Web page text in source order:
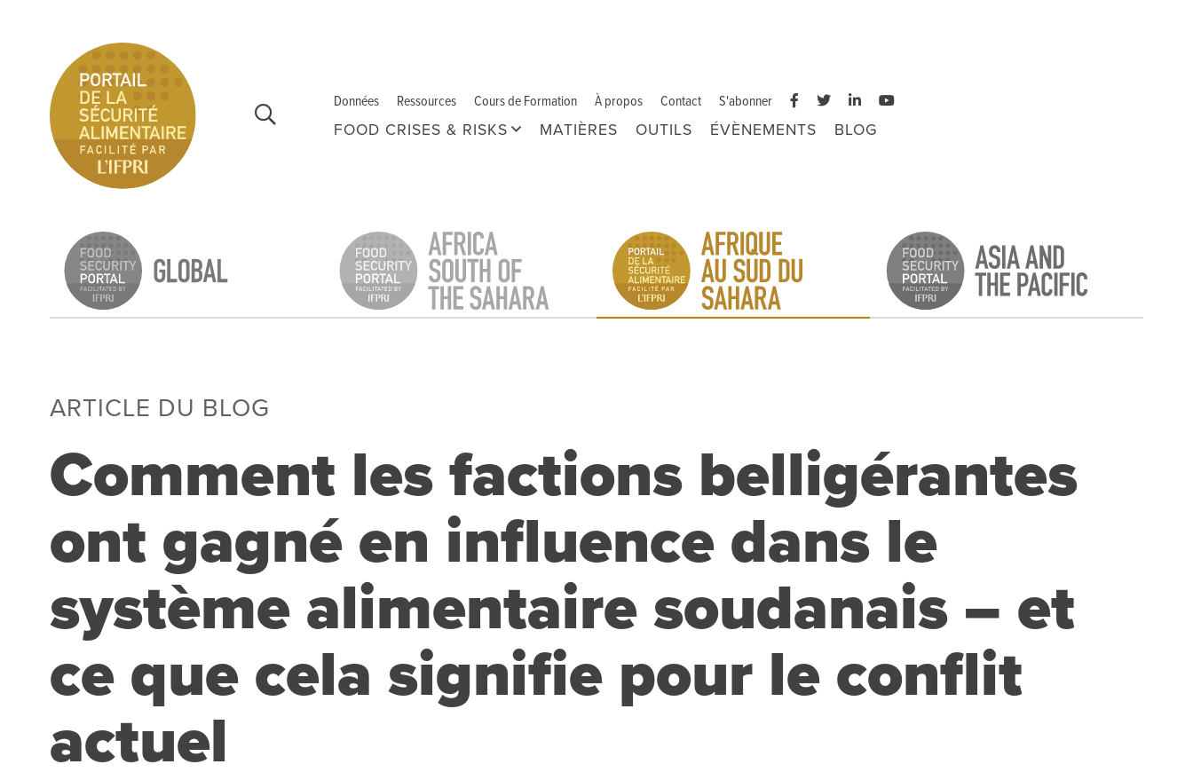
Aller au contenu principal
Données Ressources Cours de Formation À propos Contact
S'abonner
FOOD CRISES & RISKS
MATIÈRES OUTILS ÉVÈNEMENTS BLOG
ARTICLE DU BLOG
Comment les factions belligérantes
ont gagné en influence dans le
système alimentaire soudanais – et
ce que cela signifie pour le conflit
actuel